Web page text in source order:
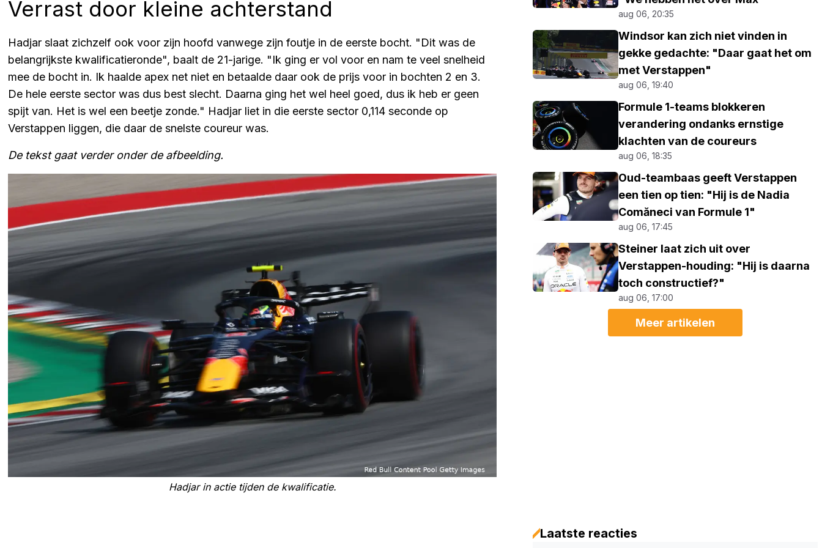
Verrast door kleine achterstand
Hadjar slaat zichzelf ook voor zijn hoofd vanwege zijn foutje in de eerste bocht. "Dit was de
belangrijkste kwalificatieronde", baalt de 21-jarige. "Ik ging er vol voor en nam te veel snelheid
mee de bocht in. Ik haalde apex net niet en betaalde daar ook de prijs voor in bochten 2 en 3.
De hele eerste sector was dus best slecht. Daarna ging het wel heel goed, dus ik heb er geen
spijt van. Het is wel een beetje zonde." Hadjar liet in die eerste sector 0,114 seconde op
Verstappen liggen, die daar de snelste coureur was.
De tekst gaat verder onder de afbeelding.
Hadjar in actie tijden de kwalificatie.
aug 06, 20:35
Windsor kan zich niet vinden in
gekke gedachte: "Daar gaat het om
met Verstappen"
aug 06, 19:40
Formule 1-teams blokkeren
verandering ondanks ernstige
klachten van de coureurs
aug 06, 18:35
Oud-teambaas geeft Verstappen
een tien op tien: "Hij is de Nadia
Comăneci van Formule 1"
aug 06, 17:45
Steiner laat zich uit over
Verstappen-houding: "Hij is daarna
toch constructief?"
aug 06, 17:00
Meer artikelen
Laatste reacties